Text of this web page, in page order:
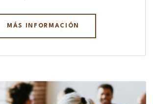
MÁS INFORMACIÓN